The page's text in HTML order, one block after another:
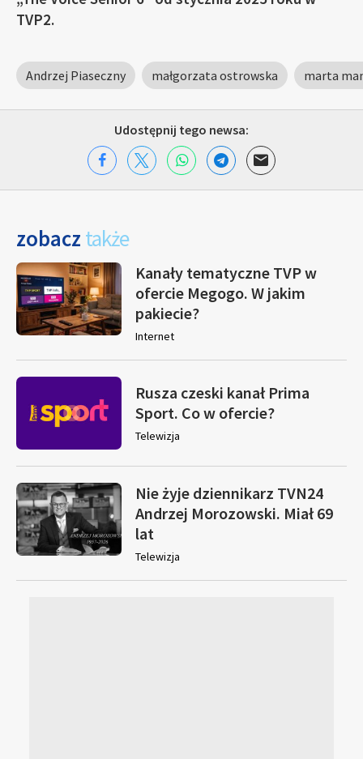
TVP2.
Andrzej Piaseczny małgorzata ostrowska marta
Udostępnij tego newsa:
zobacz także
Kanały tematyczne TVP w
ofercie Megogo. W jakim
pakiecie?
Internet
Rusza czeski kanał Prima
Sport. Co w ofercie?
Telewizja
Nie żyje dziennikarz TVN24
Andrzej Morozowski. Miał 69
lat
Telewizja